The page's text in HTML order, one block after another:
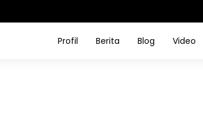
Profil Berita Blog Video